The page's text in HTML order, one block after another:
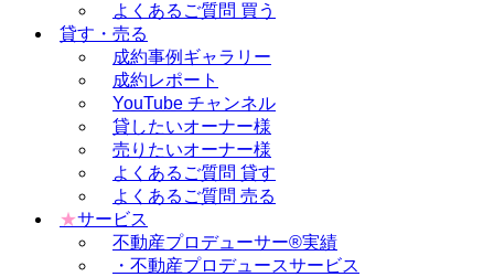
よくあるご質問 買う
貸す・売る
成約事例ギャラリー
成約レポート
YouTube チャンネル
貸したいオーナー様
売りたいオーナー様
よくあるご質問 貸す
よくあるご質問 売る
★サービス
不動産プロデューサー®実績
・不動産プロデュースサービス